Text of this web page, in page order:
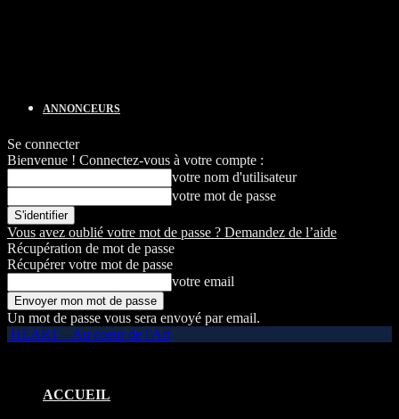
ANNONCEURS
Se connecter
Bienvenue ! Connectez-vous à votre compte :
votre nom d'utilisateur
votre mot de passe
Vous avez oublié votre mot de passe ? Demandez de l’aide
Récupération de mot de passe
Récupérer votre mot de passe
votre email
Un mot de passe vous sera envoyé par email.
HEART – Au coeur de l'Art
ACCUEIL